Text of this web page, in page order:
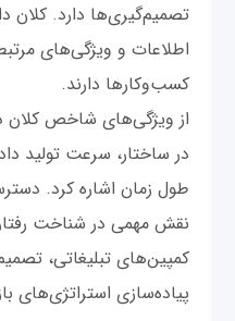
تصمیم‌گیری‌ها دارد. کلان
اطلاعات و ویژگی‌های
کسب‌وکارها دارند.
از ویژگی‌های شاخص کلان
در ساختار، سرعت تولید
طول زمان اشاره کرد.
نقش مهمی در شناخت
کمپین‌های تبلیغاتی،
پیاده‌سازی استراتژی‌های